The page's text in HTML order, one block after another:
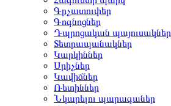
Գրչատուփեր
Գոգնոցներ
Դպրոցական պայուսակներ
Տետրապանակներ
Կարկիններ
Սրիչներ
Կավիճներ
Ռետիններ
Նկարելու պարագաներ